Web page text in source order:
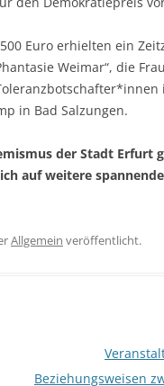
Euro erhielten ein
Weimar“, die
in Bad Salzungen.
der Stadt Erfurt
auf weitere
Allgemein veröffentlicht.
Beziehungsweisen